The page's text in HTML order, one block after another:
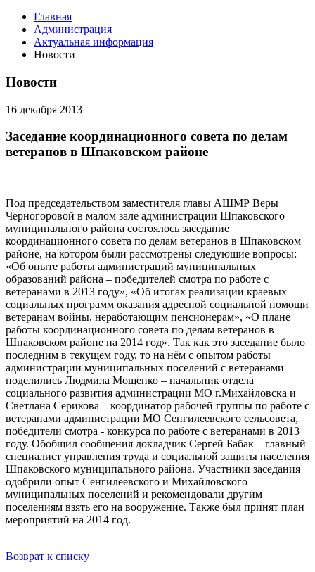
Главная
Администрация
Актуальная информация
Новости
Новости
16 декабря 2013
Заседание координационного совета по делам
ветеранов в Шпаковском районе
Под председательством заместителя главы АШМР Веры
Черногоровой в малом зале администрации Шпаковского
муниципального района состоялось заседание
координационного совета по делам ветеранов в Шпаковском
районе, на котором были рассмотрены следующие вопросы:
«Об опыте работы администраций муниципальных
образований района – победителей смотра по работе с
ветеранами в 2013 году», «Об итогах реализации краевых
социальных программ оказания адресной социальной помощи
ветеранам войны, неработающим пенсионерам», «О плане
работы координационного совета по делам ветеранов в
Шпаковском районе на 2014 год». Так как это заседание было
последним в текущем году, то на нём с опытом работы
администрации муниципальных поселений с ветеранами
поделились Людмила Мощенко – начальник отдела
социального развития администрации МО г.Михайловска и
Светлана Серикова – координатор рабочей группы по работе с
ветеранами администрации МО Сенгилеевского сельсовета,
победители смотра - конкурса по работе с ветеранами в 2013
году. Обобщил сообщения докладчик Сергей Бабак – главный
специалист управления труда и социальной защиты населения
Шпаковского муниципального района. Участники заседания
одобрили опыт Сенгилеевского и Михайловского
муниципальных поселений и рекомендовали другим
поселениям взять его на вооружение. Также был принят план
мероприятий на 2014 год.
Возврат к списку